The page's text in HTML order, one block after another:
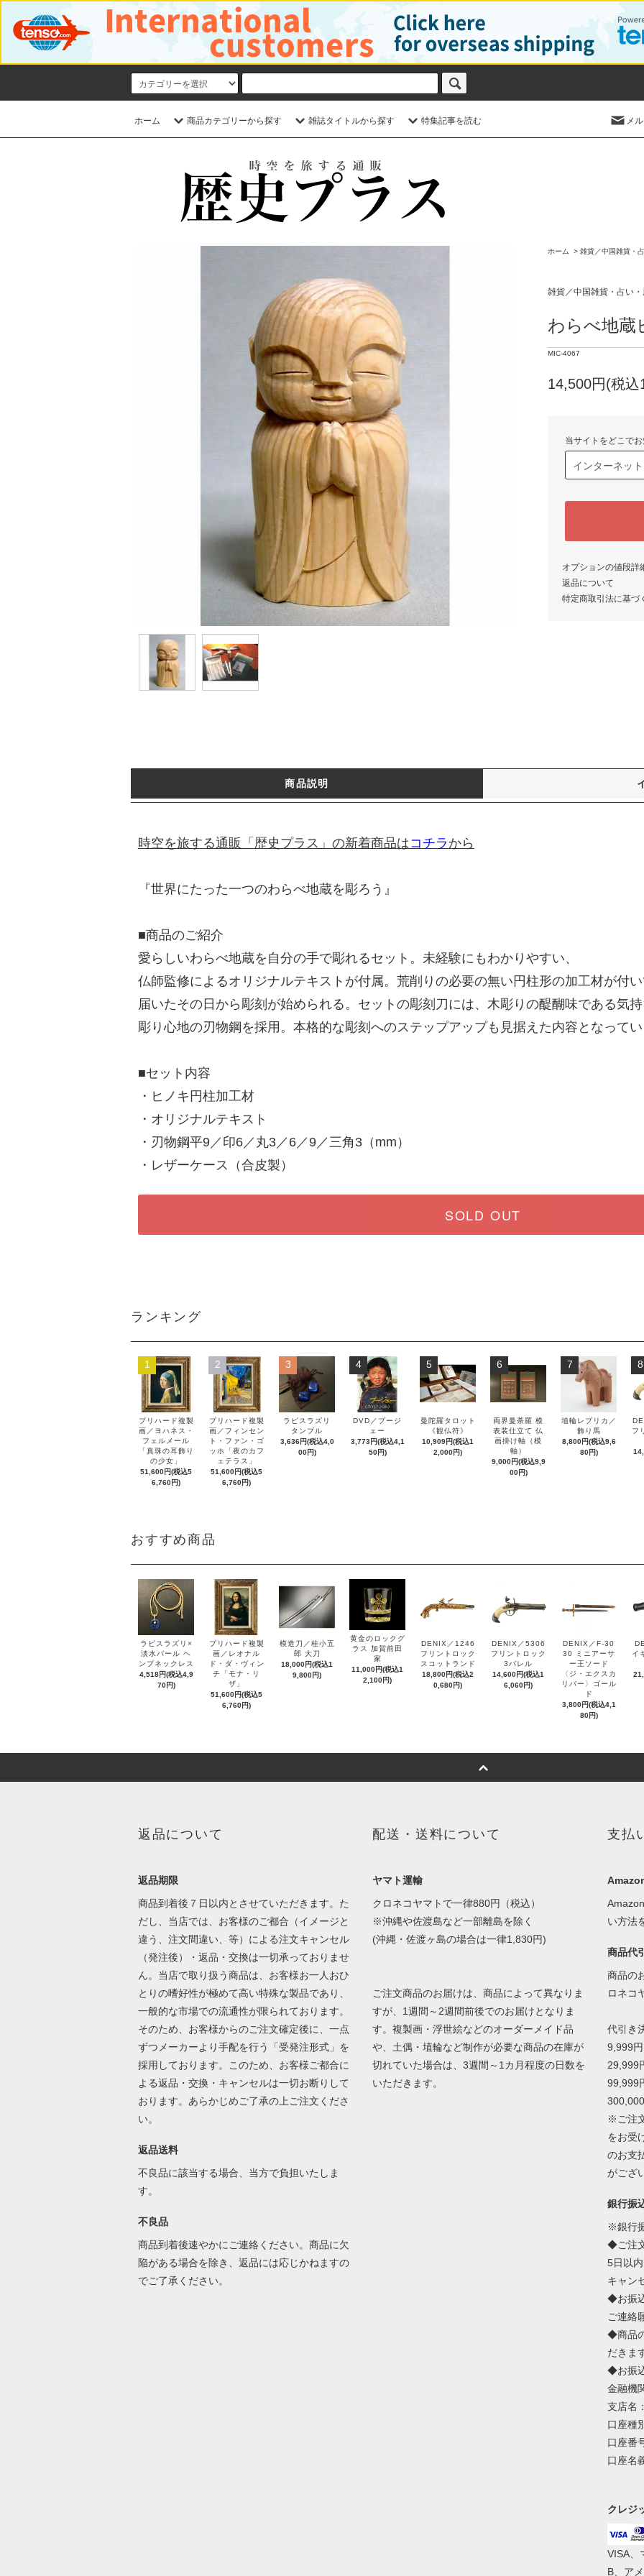
ホーム 商品カテゴリーから探す 雑誌タイトルから探す 特集記事を読む メ
ホーム > 雑貨／中国雑貨・
雑貨／中国雑貨・占い
わらべ地蔵
MIC-4067
14,500円(税
当サイトをどこで
オプションの値段詳
返品について
特定商取引法に基づ
商品説明
時空を旅する通販「歴史プラス」の新着商品はコチラ から
『世界にたった一つのわらべ地蔵を彫ろう』
■商品のご紹介
愛らしいわらべ地蔵を自分の手で彫れるセット。未経験にもわかりやすい、
仏師監修によるオリジナルテキストが付属。荒削りの必要の無い円柱形の加工材が付
届いたその日から彫刻が始められる。セットの彫刻刀には、木彫りの醍醐味である気
彫り心地の刃物鋼を採用。本格的な彫刻へのステップアップも見据えた内容となって
■セット内容
・ヒノキ円柱加工材
・オリジナルテキスト
・刃物鋼平9／印6／丸3／6／9／三角3（mm）
・レザーケース（合皮製）
SOLD OUT
ランキング
1
プリハード複製
画／ヨハネス・
フェルメール
「真珠の耳飾り
の少女」
51,600円(税込5
6,760円)
2
プリハード複製
画／フィンセン
ト・ファン・ゴ
ッホ「夜のカフ
ェテラス」
51,600円(税込5
6,760円)
3
ラピスラズリ
タンブル
3,636円(税込4,0
00円)
4
DVD／プージ
ェー
3,773円(税込4,1
50円)
5
曼陀羅タロット
《観仏符》
10,909円(税込1
2,000円)
6
両界曼荼羅 模
表装仕立て 仏
画掛け軸（模
軸）
9,000円(税込9,9
00円)
7
埴輪レプリカ／
飾り馬
8,800円(税込9,6
80円)
8
フ
おすすめ商品
ラピスラズリ×
淡水パール ヘ
ンプネックレス
4,518円(税込4,9
70円)
プリハード複製
画／レオナル
ド・ダ・ヴィン
チ「モナ・リ
ザ」
51,600円(税込5
6,760円)
模造刀／桂小五
郎 大刀
18,000円(税込1
9,800円)
黄金のロックグ
ラス 加賀前田
家
11,000円(税込1
2,100円)
DENIX／1246
フリントロック
スコットランド
18,800円(税込2
0,680円)
DENIX／5306
フリントロック
3バレル
14,600円(税込1
6,060円)
DENIX／F-30
30 ミニアーサ
ー王ソード
〈ジ・エクスカ
リバー〉ゴール
ド
3,800円(税込4,1
80円)
イ
返品について
返品期限
商品到着後７日以内とさせていただきます。た
だし、当店では、お客様のご都合（イメージと
違う、注文間違い、等）による注文キャンセル
（発注後）・返品・交換は一切承っておりませ
ん。当店で取り扱う商品は、お客様お一人おひ
とりの嗜好性が極めて高い特殊な製品であり、
一般的な市場での流通性が限られております。
そのため、お客様からのご注文確定後に、一点
ずつメーカーより手配を行う「受発注形式」を
採用しております。このため、お客様ご都合に
よる返品・交換・キャンセルは一切お断りして
おります。あらかじめご了承の上ご注文くださ
い。
返品送料
不良品に該当する場合、当方で負担いたしま
す。
不良品
商品到着後速やかにご連絡ください。商品に欠
陥がある場合を除き、返品には応じかねますの
でご了承ください。
配送・送料について
ヤマト運輸
クロネコヤマトで一律880円（税込）
※沖縄や佐渡島など一部離島を除く
(沖縄・佐渡ヶ島の場合は一律1,830円)
ご注文商品のお届けは、商品によって異なりま
すが、1週間～2週間前後でのお届けとなりま
す。複製画・浮世絵などのオーダーメイド品
や、土偶・埴輪など制作が必要な商品の在庫が
切れていた場合は、3週間～1カ月程度の日数を
いただきます。
支払
い方法
商品代
商品の
ロネコ
代引き
9,999
29,999
99,999
※ご注
をお受
のお支
がござ
銀行振
※銀行
◆ご注
5日以
キャン
◆お振
ご連絡
◆商品
だきま
◆お振
金融機
支店名
口座種
口座番
口座名
クレジ
VISA、
B、ア